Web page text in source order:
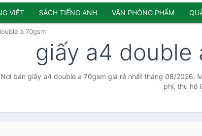
VIỆT SÁCH TIẾNG ANH VĂN PHÒNG PHẨM
a 70gsm
giấy a4 double
Nơi bán giấy a4 double a 70gsm giá rẻ nhất tháng 08/2026.
phí, thu hộ